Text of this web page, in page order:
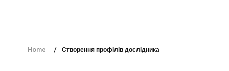
Home Створення профілів дослідника